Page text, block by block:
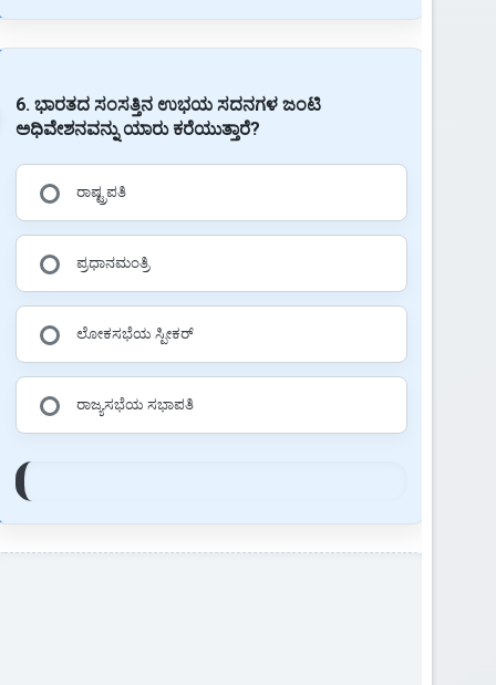
6. ಭಾರತದ ಸಂಸತ್ತಿನ ಉಭಯ ಸದನಗಳ ಜಂಟಿ
ಅಧಿವೇಶನವನ್ನು ಯಾರು ಕರೆಯುತ್ತಾರೆ?
ರಾಷ್ಟ್ರಪತಿ
ಪ್ರಧಾನಮಂತ್ರಿ
ಲೋಕಸಭೆಯ ಸ್ಪೀಕರ್
ರಾಜ್ಯಸಭೆಯ ಸಭಾಪತಿ